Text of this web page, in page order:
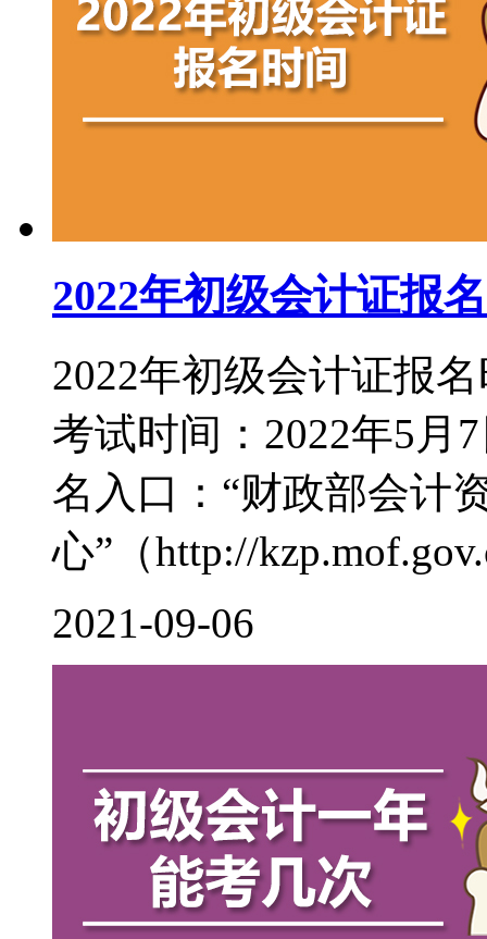
2022年初级会计证报
2022年初级会计证报
考试时间：2022年5月
名入口：“财政部会计
心”（http://
2021-09-06